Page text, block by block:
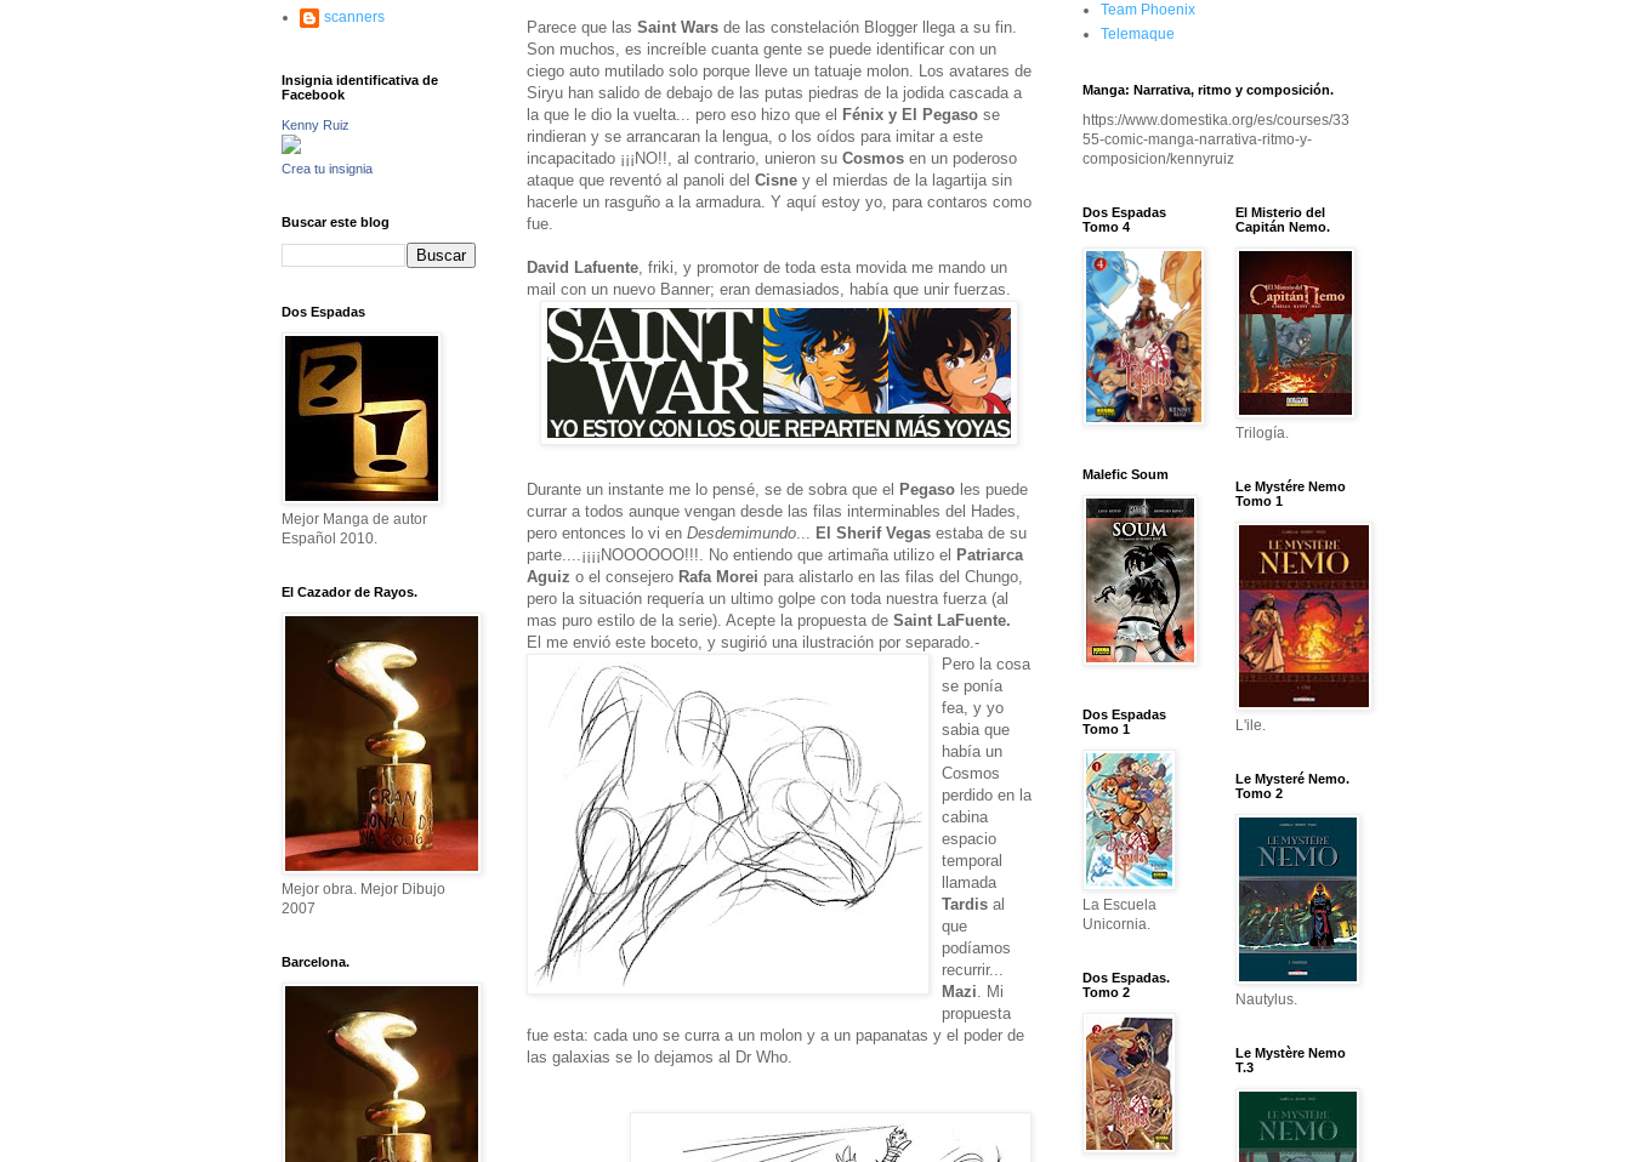
Parece que las Saint Wars de las constelación Blogger llega a su fin.
Son muchos, es increíble cuanta gente se puede identificar con un
ciego auto mutilado solo porque lleve un tatuaje molon. Los avatares de
Siryu han salido de debajo de las putas piedras de la jodida cascada a
la que le dio la vuelta... pero eso hizo que el Fénix y El Pegaso se
rindieran y se arrancaran la lengua, o los oídos para imitar a este
incapacitado ¡¡¡NO!!, al contrario, unieron su Cosmos en un poderoso
ataque que reventó al panoli del Cisne y el mierdas de la lagartija sin
hacerle un rasguño a la armadura. Y aquí estoy yo, para contaros como
fue.
David Lafuente, friki, y promotor de toda esta movida me mando un
mail con un nuevo Banner; eran demasiados, había que unir fuerzas.
Durante un instante me lo pensé, se de sobra que el Pegaso les puede
currar a todos aunque vengan desde las filas interminables del Hades,
pero entonces lo vi en Desdemimundo... El Sherif Vegas estaba de su
parte....¡¡¡¡NOOOOOO!!!. No entiendo que artimaña utilizo el Patriarca
Aguiz o el consejero Rafa Morei para alistarlo en las filas del Chungo,
pero la situación requería un ultimo golpe con toda nuestra fuerza (al
mas puro estilo de la serie). Acepte la propuesta de Saint LaFuente.
El me envió este boceto, y sugirió una ilustración por separado.-
Pero la cosa
se ponía
fea, y yo
sabia que
había un
Cosmos
perdido en la
cabina
espacio
temporal
llamada
Tardis al
que
podíamos
recurrir...
Mazi. Mi
propuesta
fue esta: cada uno se curra a un molon y a un papanatas y el poder de
las galaxias se lo dejamos al Dr Who.
scanners
Insignia identificativa de
Facebook
Kenny Ruiz
Crea tu insignia
Buscar este blog
Dos Espadas
Mejor Manga de autor
Español 2010.
El Cazador de Rayos.
Mejor obra. Mejor Dibujo
2007
Barcelona.
Team Phoenix
Telemaque
Manga: Narrativa, ritmo y composición.
https://www.domestika.org/es/courses/33
55-comic-manga-narrativa-ritmo-y-
composicion/kennyruiz
Dos Espadas
Tomo 4
Malefic Soum
Dos Espadas
Tomo 1
La Escuela
Unicornia.
Dos Espadas.
Tomo 2
El Misterio del
Capitán Nemo.
Trilogía.
Le Mystére Nemo
Tomo 1
L'ile.
Le Mysteré Nemo.
Tomo 2
Nautylus.
Le Mystère Nemo
T.3